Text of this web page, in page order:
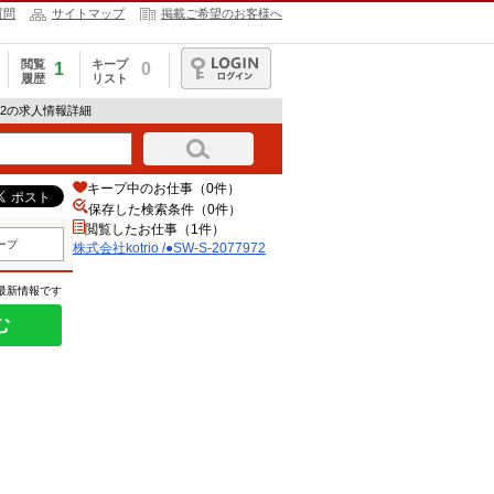
問 サイトマップ 掲載ご希望のお客様へ
閲覧
履歴
1
キープ
リスト
0
ログイン
の求人情報詳細
プ
新情報です
キープ中のお仕事（0件）
保存した検索条件（0件）
閲覧したお仕事（1件）
株式会社kotrio /●SW-S-2077972